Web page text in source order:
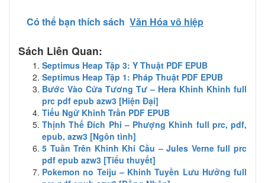
Có thể bạn thích sách Văn Hóa võ hiệp
Sách Liên Quan:
Septimus Heap Tập 3: Y Thuật PDF EPUB
Septimus Heap Tập 1: Pháp Thuật PDF EPUB
Bước Vào Cửa Tương Tư – Hera Khinh Khinh full
prc pdf epub azw3 [Hiện Đại]
Tiếu Ngữ Khinh Trần PDF EPUB
Thịnh Thế Đích Phi – Phượng Khinh full prc, pdf,
epub, azw3 [Ngôn tình]
5 Tuần Trên Khinh Khí Cầu – Jules Verne full prc
pdf epub azw3 [Tiểu thuyết]
Pokemon no Teiju – Khinh Tuyền Lưu Hưởng full